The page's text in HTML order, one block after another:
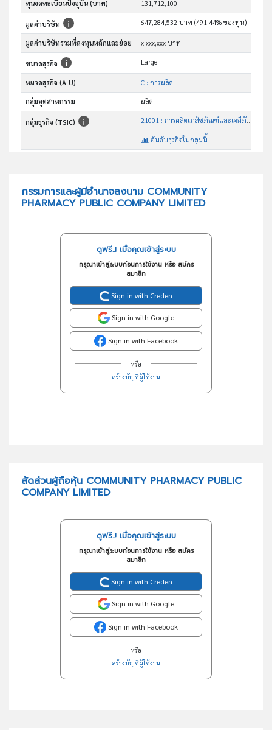
ทุนจดทะเบียนปัจจุบัน (บาท) 131,712,100
มูลค่าบริษัท 647,284,532 บาท (491.44% ของทุน)
มูลค่าบริษัทรวมที่ลงทุนหลักและย่อย x,xxx,xxx บาท
ขนาดธุรกิจ Large
หมวดธุรกิจ (A-U) C : การผลิต
กลุ่มอุตสาหกรรม ผลิต
กลุ่มธุรกิจ (TSIC) 21001 : การผลิตเภสัชภัณฑ์และเคมีภัณฑ์ที่ใช้รักษาโรค
อันดับธุรกิจในกลุ่มนี้
กรรมการและผู้มีอำนาจลงนาม COMMUNITY
PHARMACY PUBLIC COMPANY LIMITED
ดูฟรี..! เมื่อคุณเข้าสู่ระบบ
กรุณาเข้าสู่ระบบก่อนการใช้งาน หรือ สมัคร
สมาชิก
Sign in with Creden
Sign in with Google
Sign in with Facebook
หรือ
สร้างบัญชีผู้ใช้งาน
สัดส่วนผู้ถือหุ้น COMMUNITY PHARMACY PUBLIC
COMPANY LIMITED
ดูฟรี..! เมื่อคุณเข้าสู่ระบบ
กรุณาเข้าสู่ระบบก่อนการใช้งาน หรือ สมัคร
สมาชิก
Sign in with Creden
Sign in with Google
Sign in with Facebook
หรือ
สร้างบัญชีผู้ใช้งาน